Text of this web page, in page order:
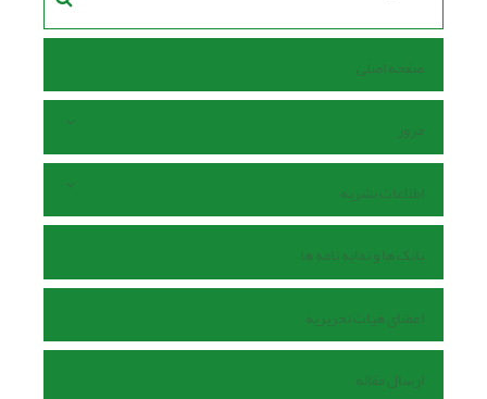
صفحه اصلی
مرور
اطلاعات نشریه
بانک ها و نمایه نامه ها
اعضای هیات تحریریه
ارسال مقاله